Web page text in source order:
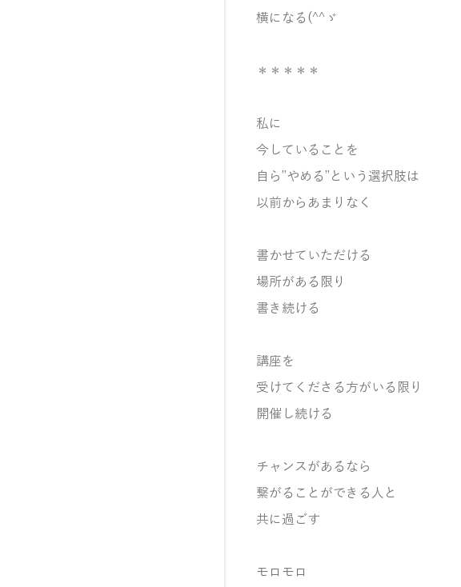
横になる(^^ゞ
＊＊＊＊＊
私に
今していることを
自ら”やめる”という選択肢は
以前からあまりなく
書かせていただける
場所がある限り
書き続ける
講座を
受けてくださる方がいる限り
開催し続ける
チャンスがあるなら
繋がることができる人と
共に過ごす
モロモロ